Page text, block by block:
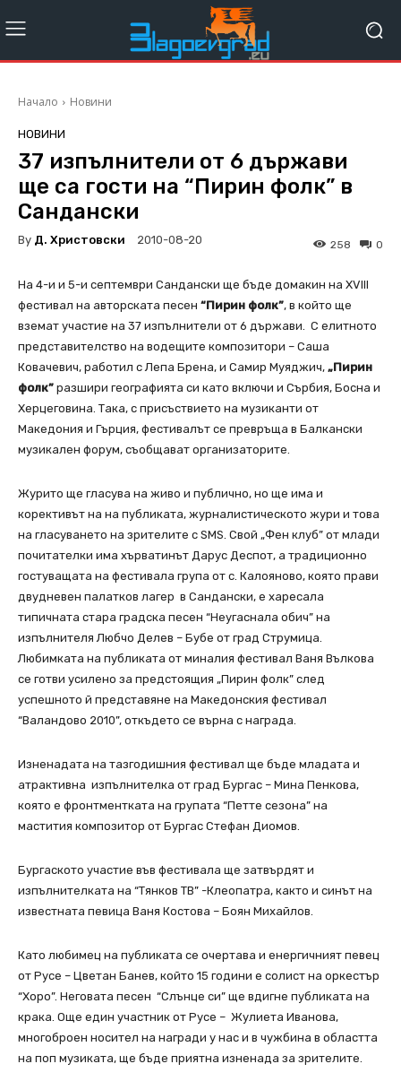
Начало Новини
НОВИНИ
37 изпълнители от 6 държави
ще са гости на “Пирин фолк” в
Сандански
By Д. Христовски 2010-08-20 0
258
На 4-и и 5-и септември Сандански ще бъде домакин на ХVІІІ
фестивал на авторската песен “Пирин фолк”, в който ще
вземат участие на 37 изпълнители от 6 държави. С елитното
представителство на водещите композитори – Саша
Ковачевич, работил с Лепа Брена, и Самир Муяджич, „Пирин
фолк” разшири географията си като включи и Сърбия, Босна и
Херцеговина. Така, с присъствието на музиканти от
Македония и Гърция, фестивалът се превръща в Балкански
музикален форум, съобщават организаторите.
Журито ще гласува на живо и публично, но ще има и
корективът на на публиката, журналистическото жури и това
на гласуването на зрителите с SMS. Свой „Фен клуб” от млади
почитателки има хърватинът Дарус Деспот, а традиционно
гостуващата на фестивала група от с. Калояново, която прави
двудневен палатков лагер в Сандански, е харесала
типичната стара градска песен “Неугаснала обич” на
изпълнителя Любчо Делев – Бубе от град Струмица.
Любимката на публиката от миналия фестивал Ваня Вълкова
се готви усилено за предстоящия „Пирин фолк” след
успешното й представяне на Македонския фестивал
“Валандово 2010”, откъдето се върна с награда.
Изненадата на тазгодишния фестивал ще бъде младата и
атрактивна изпълнителка от град Бургас – Мина Пенкова,
която е фронтментката на групата “Петте сезона” на
мастития композитор от Бургас Стефан Диомов.
Бургаското участие във фестивала ще затвърдят и
изпълнителката на “Тянков ТВ” -Клеопатра, както и синът на
известната певица Ваня Костова – Боян Михайлов.
Като любимец на публиката се очертава и енергичният певец
от Русе – Цветан Банев, който 15 години е солист на оркестър
“Хоро”. Неговата песен “Слънце си” ще вдигне публиката на
крака. Още един участник от Русе – Жулиета Иванова,
многоброен носител на награди у нас и в чужбина в областта
на поп музиката, ще бъде приятна изненада за зрителите.